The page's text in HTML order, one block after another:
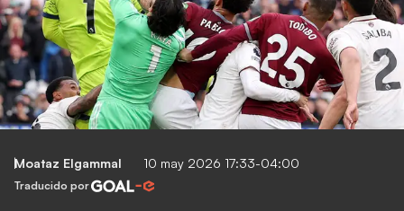
Moataz Elgammal 10 may 2026 17:33-04:00
Traducido por